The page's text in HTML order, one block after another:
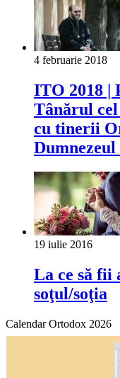
4 februarie 2018
ITO 2018 |
Tânărul
cu tinerii
19 iulie 2016
La ce să fii
soţul/soţia
Calendar Ortodox 2026